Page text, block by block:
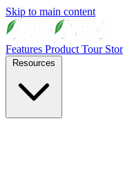
Skip to main content
Features Product Tour